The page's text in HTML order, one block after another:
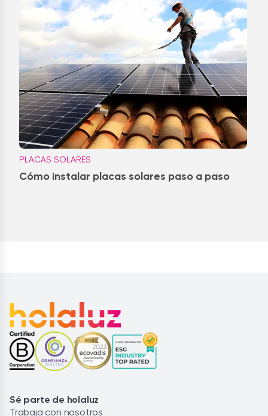
PLACAS SOLARES
Cómo instalar placas solares paso a paso
Sé parte de holaluz
Trabaja con nosotros